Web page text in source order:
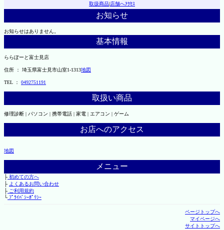
取扱商品|店舗へｱｸｾｽ
お知らせ
お知らせはありません。
基本情報
ららぽーと富士見店
住所 ： 埼玉県富士見市山室1-1313地図
TEL ： 0492751191
取扱い商品
修理診断 | パソコン | 携帯電話 | 家電 | エアコン | ゲーム
お店へのアクセス
地図
メニュー
├初めての方へ
├ よくあるお問い合わせ
├ご利用規約
└ﾌﾟﾗｲﾊﾞｼｰﾎﾟﾘｼｰ
ページトップへ
マイページへ
サイトトップへ